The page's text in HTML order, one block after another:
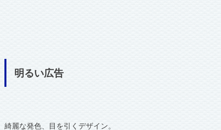
明るい広告
綺麗な発色、目を引くデザイン。